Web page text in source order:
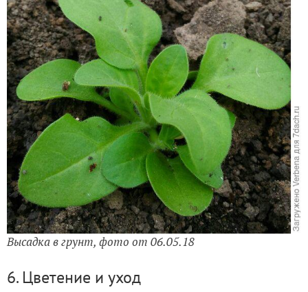
Высадка в грунт, фото от 06.05.18
6. Цветение и уход